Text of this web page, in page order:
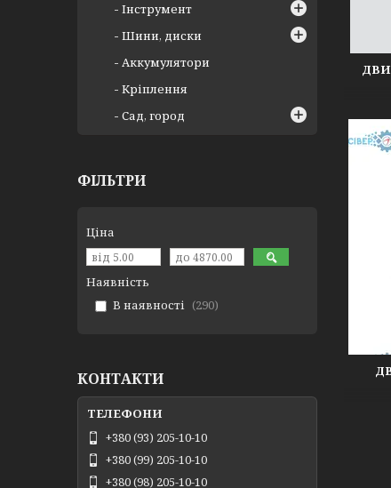
Інструмент
Шини, диски
Аккумулятори
Кріплення
Сад, город
ФІЛЬТРИ
Ціна
Наявність
В наявності
290
КОНТАКТИ
+380 (93) 205-10-10
+380 (99) 205-10-10
+380 (98) 205-10-10